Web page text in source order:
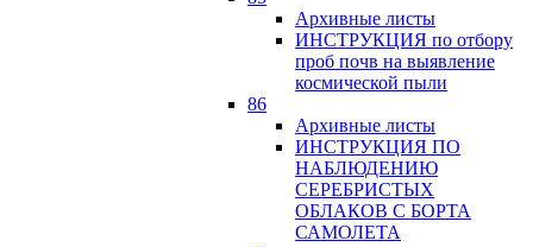
Архивные листы
ИНСТРУКЦИЯ по отбору
проб почв на выявление
космической пыли
86
Архивные листы
ИНСТРУКЦИЯ ПО
НАБЛЮДЕНИЮ
СЕРЕБРИСТЫХ
ОБЛАКОВ С БОРТА
САМОЛЕТА